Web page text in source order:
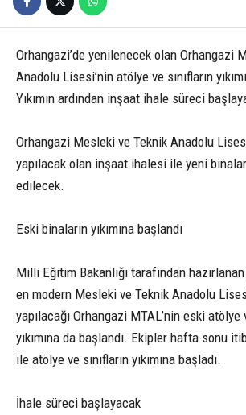
Orhangazi’de yenilenecek olan Orhangazi
Anadolu Lisesi’nin atölye ve sınıfların
Yıkımın ardından inşaat ihale süreci
Orhangazi Mesleki ve Teknik Anadolu
yapılacak olan inşaat ihalesi ile yeni
edilecek.
Eski binaların yıkımına başlandı
Milli Eğitim Bakanlığı tarafından
en modern Mesleki ve Teknik Anadolu
yapılacağı Orhangazi MTAL’nin eski atölye
yıkımına da başlandı. Ekipler hafta sonu
ile atölye ve sınıfların yıkımına başladı.
İhale süreci başlayacak